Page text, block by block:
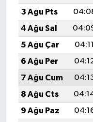
3 Ağu Pts
4 Ağu Sal
5 Ağu Çar
04:11
6 Ağu Per
7 Ağu Cum
8 Ağu Cts
9 Ağu Paz